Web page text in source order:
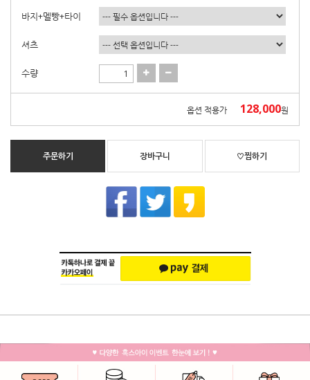
바지+멜빵+타이
셔츠
수량
옵션 적용가 128,000원
주문하기 장바구니 ♡찜하기